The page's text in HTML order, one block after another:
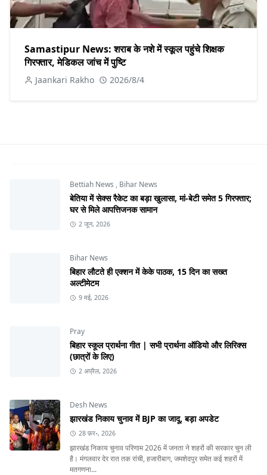
Samastipur News: शराब के नशे में स्कूल पहुंचे शिक्षक
गिरफ्तार, मेडिकल जांच में पुष्टि
Jaankari Rakho 2026/8/4
Bettiah News , Bihar News
बेतिया में सेक्स रैकेट का बड़ा खुलासा, मां-बेटी समेत 5 गिरफ्तार;
घर से मिले आपत्तिजनक सामान
2 जून, 2026
Bihar News
बिहार लौटते ही एक्शन में केके पाठक, 15 दिन का सख्त
अल्टीमेटम
9 मई, 2026
Pray
बिहार स्कूल प्रार्थना गीत | सभी प्रार्थना ऑडियो और लिरिक्स
(छात्रों के लिए)
2 अप्रैल, 2026
Desh News
झारखंड निकाय चुनाव में BJP का जादू, बड़ा अपडेट
28 फ़र॰, 2026
झारखंड निकाय चुनाव परिणाम 2026 में जनता ने शहरों की सरकार चुन ली
है। मंगलवार देर रात तक रांची, हजारीबाग, जमशेदपुर समेत कई शहरों में
मतगणना...